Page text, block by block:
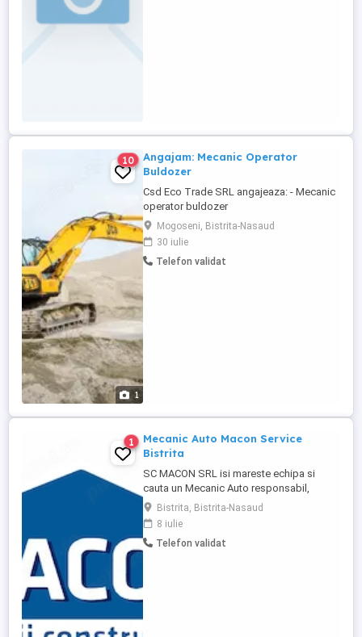
1
10
Angajam: Mecanic Operator
Buldozer
Csd Eco Trade SRL angajeaza: - Mecanic
operator buldozer
Mogoseni, Bistrita-Nasaud
30 iulie
Telefon validat
1
Mecanic Auto Macon Service
Bistrita
SC MACON SRL isi mareste echipa si
cauta un Mecanic Auto responsabil,
pasionat de domeniul auto si dornic sa
lucreze intr-un mediu profesionist. Cerinte:
Experienta in domeniul mecanicii auto
reprezinta un avantaj; Cunostinte de
Bistrita, Bistrita-Nasaud
8 iulie
Telefon validat